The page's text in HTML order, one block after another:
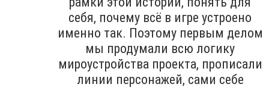
себя, почему всё в игре устроено
именно так. Поэтому первым делом
мы продумали всю логику
мироустройства проекта, прописали
линии персонажей, сами себе